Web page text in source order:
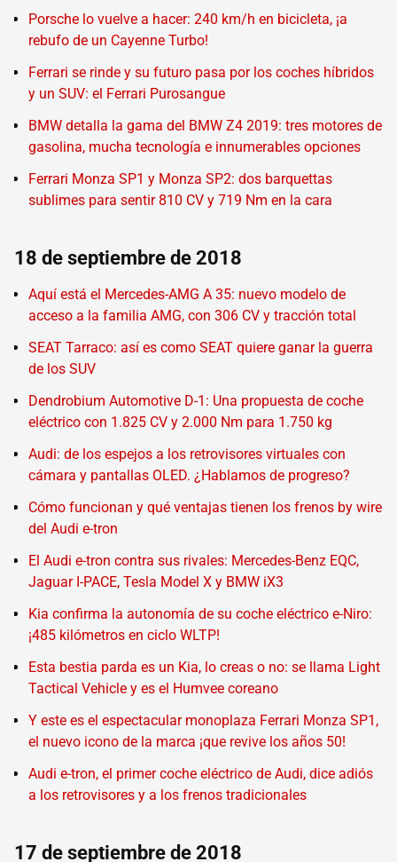
Porsche lo vuelve a hacer: 240 km/h en bicicleta, ¡a
rebufo de un Cayenne Turbo!
Ferrari se rinde y su futuro pasa por los coches híbridos
y un SUV: el Ferrari Purosangue
BMW detalla la gama del BMW Z4 2019: tres motores de
gasolina, mucha tecnología e innumerables opciones
Ferrari Monza SP1 y Monza SP2: dos barquettas
sublimes para sentir 810 CV y 719 Nm en la cara
18 de septiembre de 2018
Aquí está el Mercedes-AMG A 35: nuevo modelo de
acceso a la familia AMG, con 306 CV y tracción total
SEAT Tarraco: así es como SEAT quiere ganar la guerra
de los SUV
Dendrobium Automotive D-1: Una propuesta de coche
eléctrico con 1.825 CV y 2.000 Nm para 1.750 kg
Audi: de los espejos a los retrovisores virtuales con
cámara y pantallas OLED. ¿Hablamos de progreso?
Cómo funcionan y qué ventajas tienen los frenos by wire
del Audi e-tron
El Audi e-tron contra sus rivales: Mercedes-Benz EQC,
Jaguar I-PACE, Tesla Model X y BMW iX3
Kia confirma la autonomía de su coche eléctrico e-Niro:
¡485 kilómetros en ciclo WLTP!
Esta bestia parda es un Kia, lo creas o no: se llama Light
Tactical Vehicle y es el Humvee coreano
Y este es el espectacular monoplaza Ferrari Monza SP1,
el nuevo icono de la marca ¡que revive los años 50!
Audi e-tron, el primer coche eléctrico de Audi, dice adiós
a los retrovisores y a los frenos tradicionales
17 de septiembre de 2018